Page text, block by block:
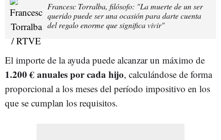
Francesc Torralba, filósofo: "La muerte de un ser
querido puede ser una ocasión para darte cuenta
del regalo enorme que significa vivir"
El importe de la ayuda puede alcanzar un máximo de
1.200 € anuales por cada hijo, calculándose de forma
proporcional a los meses del período impositivo en los
que se cumplan los requisitos.